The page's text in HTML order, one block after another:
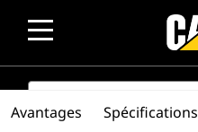
SEARCH
Avantages Spécifications